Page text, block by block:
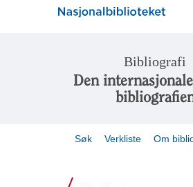
Bibliografi
Den
Søk Verkliste Om